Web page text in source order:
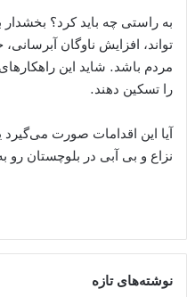
به راستی چه باید کرد؟
تواند، افزایش ناوگان
مردم باشد. شاید این
را تسکین دهند.
آیا این اقدامات صورت می‌گیرد
نزاع و بی آبی در بلوچستان رو
نوشته‌های تازه